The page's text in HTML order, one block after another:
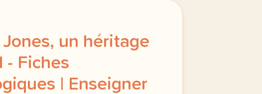
un héritage
- Fiches
| Enseigner